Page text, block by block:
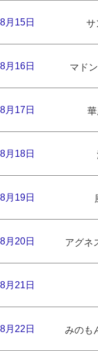
8月15日 サ
8月16日 マド
8月17日
8月18日
8月19日
8月20日 アグネ
8月21日
8月22日 みのも